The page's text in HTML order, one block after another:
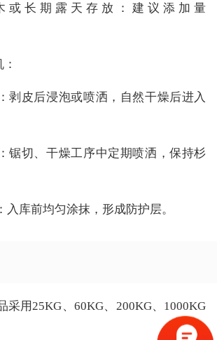
或长期露天存放：建议添加量
剥皮后浸泡或喷洒，自然干燥后进入
锯切、干燥工序中定期喷洒，保持杉
入库前均匀涂抹，形成防护层。
采用25KG、60KG、200KG、1000KG